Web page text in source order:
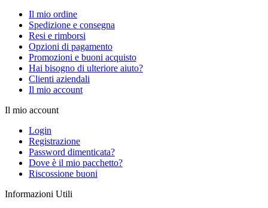
Il mio ordine
Spedizione e consegna
Resi e rimborsi
Opzioni di pagamento
Promozioni e buoni acquisto
Hai bisogno di ulteriore aiuto?
Clienti aziendali
Il mio account
Il mio account
Login
Registrazione
Password dimenticata?
Dove è il mio pacchetto?
Riscossione buoni
Informazioni Utili